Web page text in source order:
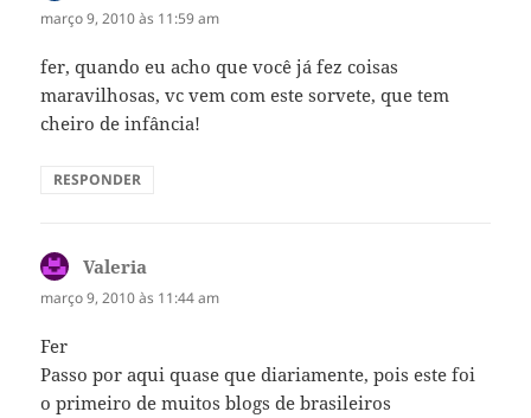
março 9, 2010 às 11:59 am
fer, quando eu acho que você já fez coisas
maravilhosas, vc vem com este sorvete, que tem
cheiro de infância!
RESPONDER
Valeria
março 9, 2010 às 11:44 am
Fer
Passo por aqui quase que diariamente, pois este foi
o primeiro de muitos blogs de brasileiros